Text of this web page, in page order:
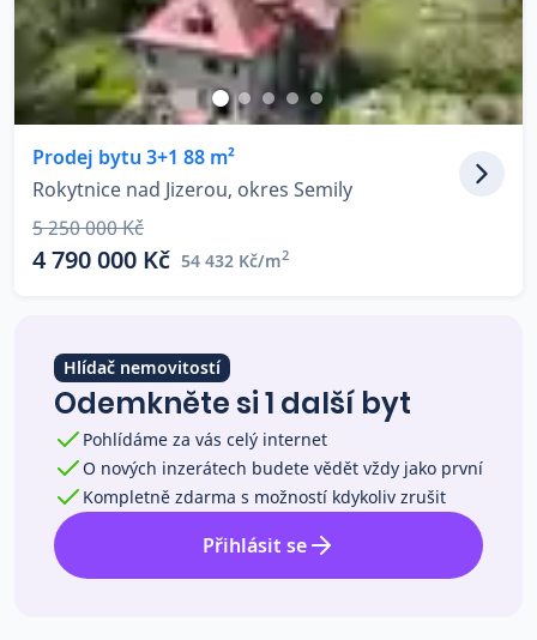
Přehled realitních makléřů
Co říkají naši zákazníci
Blog
O nás
Kariéra
Prodej bytu 3+1 88 m²
Rokytnice nad Jizerou, okres Semily
5 250 000 Kč
4 790 000 Kč 54 432 Kč/m2
Hlídač nemovitostí
Odemkněte si 1 další byt
Pohlídáme za vás celý internet
O nových inzerátech budete vědět vždy jako první
Kompletně zdarma s možností kdykoliv zrušit
Přihlásit se